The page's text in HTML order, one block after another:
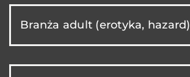
Branża adult (erotyka, hazard)